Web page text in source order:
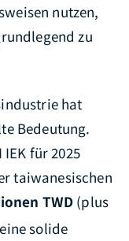
nutzen,
zu
hat
Bedeutung.
für 2025
taiwanesischen
TWD (plus
solide